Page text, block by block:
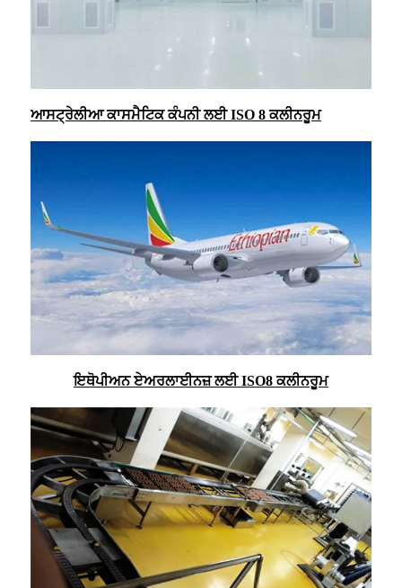
ਆਸਟ੍ਰੇਲੀਆ ਕਾਸਮੈਟਿਕ ਕੰਪਨੀ ਲਈ ISO 8 ਕਲੀਨਰੂਮ
ਇਥੋਪੀਅਨ ਏਅਰਲਾਈਨਜ਼ ਲਈ ISO8 ਕਲੀਨਰੂਮ